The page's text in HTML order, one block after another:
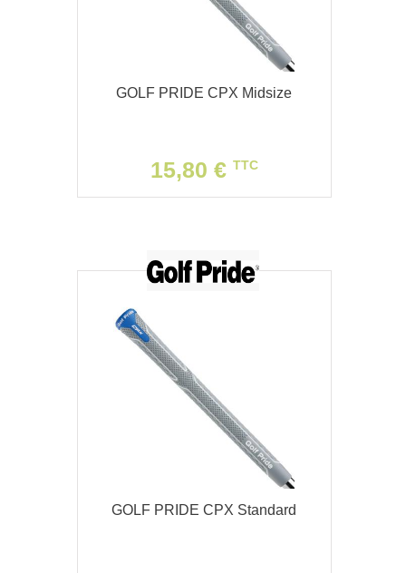
GOLF PRIDE CPX Midsize
15,80 € TTC
GOLF PRIDE CPX Standard